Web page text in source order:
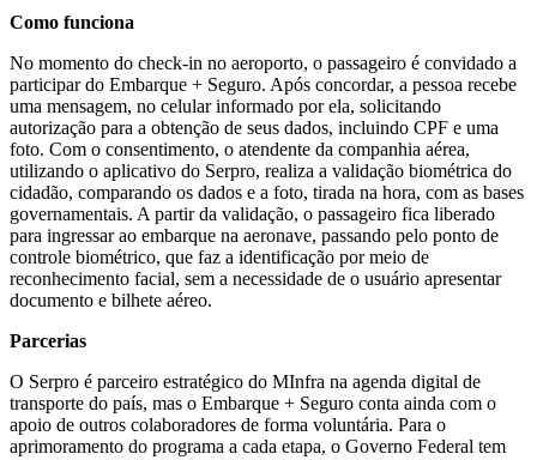
Como funciona
No momento do check-in no aeroporto, o passageiro é convidado a
participar do Embarque + Seguro. Após concordar, a pessoa recebe
uma mensagem, no celular informado por ela, solicitando
autorização para a obtenção de seus dados, incluindo CPF e uma
foto. Com o consentimento, o atendente da companhia aérea,
utilizando o aplicativo do Serpro, realiza a validação biométrica do
cidadão, comparando os dados e a foto, tirada na hora, com as bases
governamentais. A partir da validação, o passageiro fica liberado
para ingressar ao embarque na aeronave, passando pelo ponto de
controle biométrico, que faz a identificação por meio de
reconhecimento facial, sem a necessidade de o usuário apresentar
documento e bilhete aéreo.
Parcerias
O Serpro é parceiro estratégico do MInfra na agenda digital de
transporte do país, mas o Embarque + Seguro conta ainda com o
apoio de outros colaboradores de forma voluntária. Para o
aprimoramento do programa a cada etapa, o Governo Federal tem